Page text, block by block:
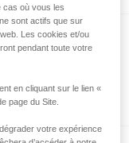
mm
cas où vous les
sont actifs que sur
Les cookies et/ou
pendant toute votre
en cliquant sur le lien «
page du Site.
votre expérience